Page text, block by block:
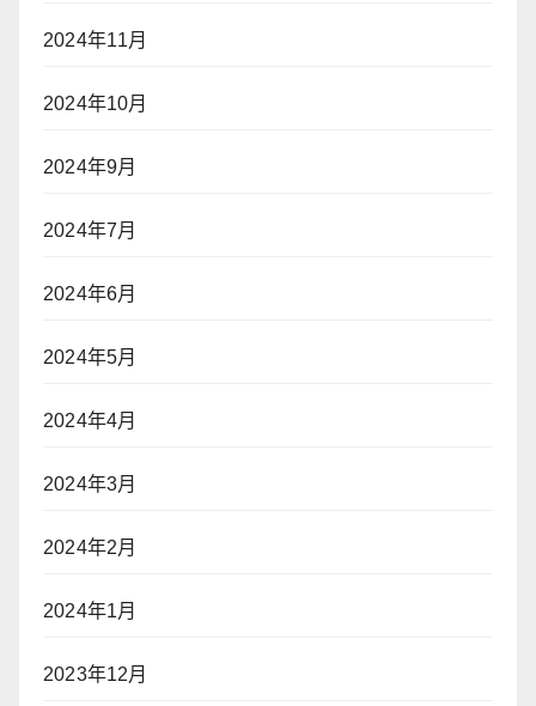
2024年11月
2024年10月
2024年9月
2024年7月
2024年6月
2024年5月
2024年4月
2024年3月
2024年2月
2024年1月
2023年12月